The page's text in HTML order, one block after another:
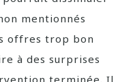
mentionnés
offres trop bon
à des surprises
terminée. Il